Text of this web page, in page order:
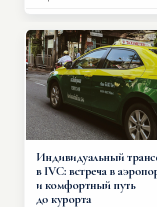
Индивидуальный
в IVC: встреча в
и комфортный путь
до курорта